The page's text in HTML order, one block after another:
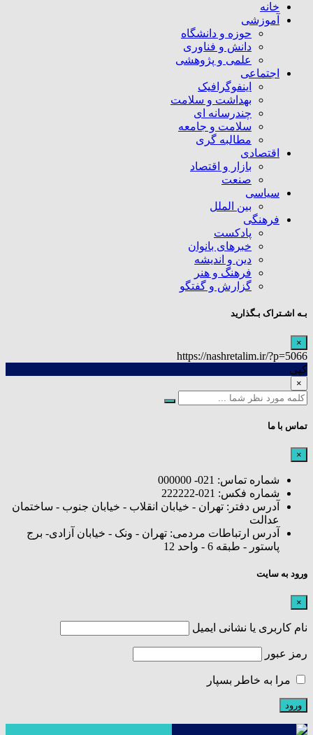
خانه
آموزشی
حوزه و دانشگاه
دانش و فناوری
علمی و پژوهشی
اجتماعی
اینفوگرافیک
بهداشت و سلامت
چندرسانه ای
سلامت و جامعه
مطالبه گری
اقتصادی
بازار و اقتصاد
صنعت
سیاسی
بین الملل
فرهنگی
پادکست
خبرهای بانوان
دین و اندیشه
فرهنگ و هنر
گزارش و گفتگو
بـه اشـتراک بـگذارید
×
https://nashretalim.ir/?p=5066
کپی
×
تماس با ما
×
شماره تماس: 021- 000000
شماره فکس: 021-222222
آدرس دفتر: تهران - خیابان انقلاب - خیابان جنوب - ساختمان
عدالت
آدرس ارتباطات مردمی: تهران - ونک - خیابان آزادی- برج
پاستور - طبقه 6 - واحد 12
ورود به سایت
×
نام کاربری یا نشانی ایمیل
رمز عبور
مرا به خاطر بسپار